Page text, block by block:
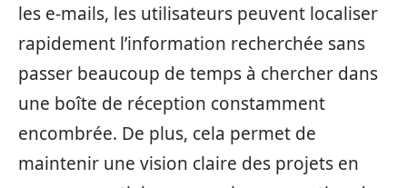
les e-mails, les utilisateurs peuvent localiser
rapidement l’information recherchée sans
passer beaucoup de temps à chercher dans
une boîte de réception constamment
encombrée. De plus, cela permet de
maintenir une vision claire des projets en